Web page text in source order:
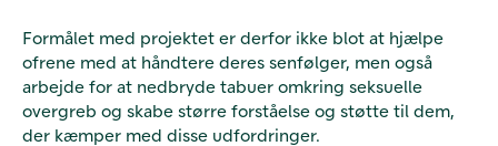
Formålet med projektet er derfor ikke blot at hjælpe
ofrene med at håndtere deres senfølger, men også
arbejde for at nedbryde tabuer omkring seksuelle
overgreb og skabe større forståelse og støtte til dem,
der kæmper med disse udfordringer.